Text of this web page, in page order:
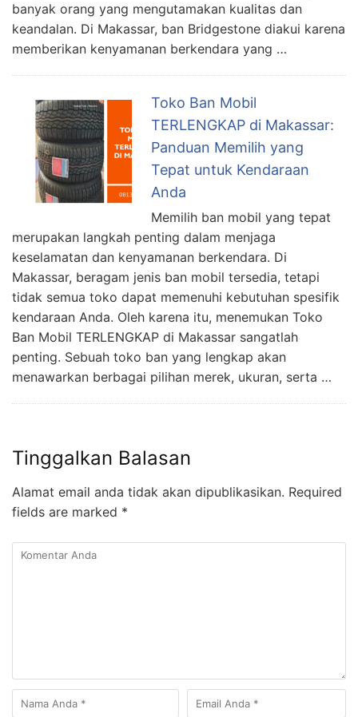
banyak orang yang mengutamakan kualitas dan
keandalan. Di Makassar, ban Bridgestone diakui karena
memberikan kenyamanan berkendara yang …
Toko Ban Mobil
TERLENGKAP di Makassar:
Panduan Memilih yang
Tepat untuk Kendaraan
Anda
Memilih ban mobil yang tepat
merupakan langkah penting dalam menjaga
keselamatan dan kenyamanan berkendara. Di
Makassar, beragam jenis ban mobil tersedia, tetapi
tidak semua toko dapat memenuhi kebutuhan spesifik
kendaraan Anda. Oleh karena itu, menemukan Toko
Ban Mobil TERLENGKAP di Makassar sangatlah
penting. Sebuah toko ban yang lengkap akan
menawarkan berbagai pilihan merek, ukuran, serta …
Tinggalkan Balasan
Alamat email anda tidak akan dipublikasikan. Required
fields are marked *